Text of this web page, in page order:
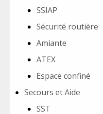
SSIAP
Sécurité routière
Amiante
ATEX
Espace confiné
Secours et Aide
SST